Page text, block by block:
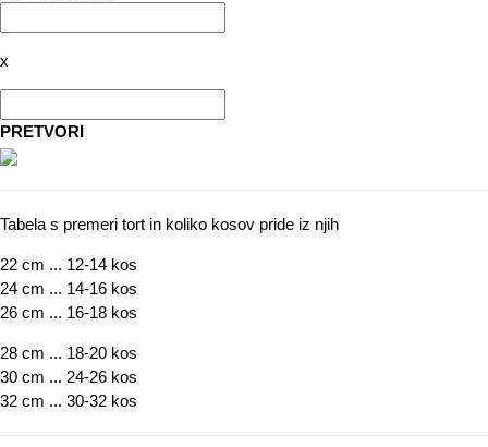
x
PRETVORI
Tabela s premeri tort in koliko kosov pride iz njih
22 cm ... 12-14 kos
24 cm ... 14-16 kos
26 cm ... 16-18 kos
28 cm ... 18-20 kos
30 cm ... 24-26 kos
32 cm ... 30-32 kos